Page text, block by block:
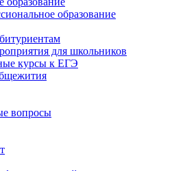
образование
для школьников
курсы к ЕГЭ
вопросы